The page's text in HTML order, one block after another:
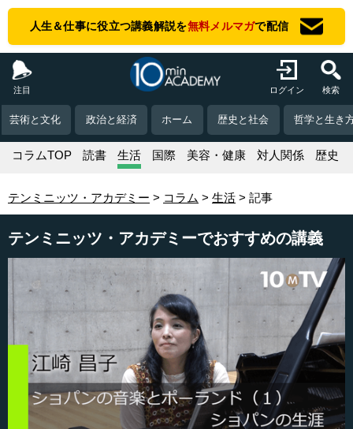
人生＆仕事に役立つ講義解説を無料メルマガで配信
注目 ログイン 検索
芸術と文化 政治と経済 ホーム 歴史と社会 哲学と生き
コラムTOP 読書 生活 国際 美容・健康 対人関係 歴史
テンミニッツ・アカデミー コラム 生活 記事
テンミニッツ・アカデミーでおすすめの講義